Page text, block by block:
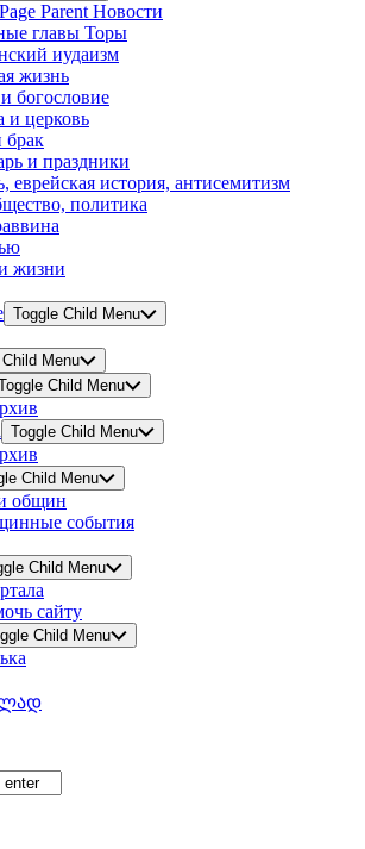
Parent Новости
главы Торы
иудаизм
жизнь
богословие
церковь
брак
и праздники
еврейская история, антисемитизм
политика
жизни
Toggle Child Menu
Menu
Child Menu
Toggle Child Menu
Child Menu
общин
события
Child Menu
сайту
Child Menu